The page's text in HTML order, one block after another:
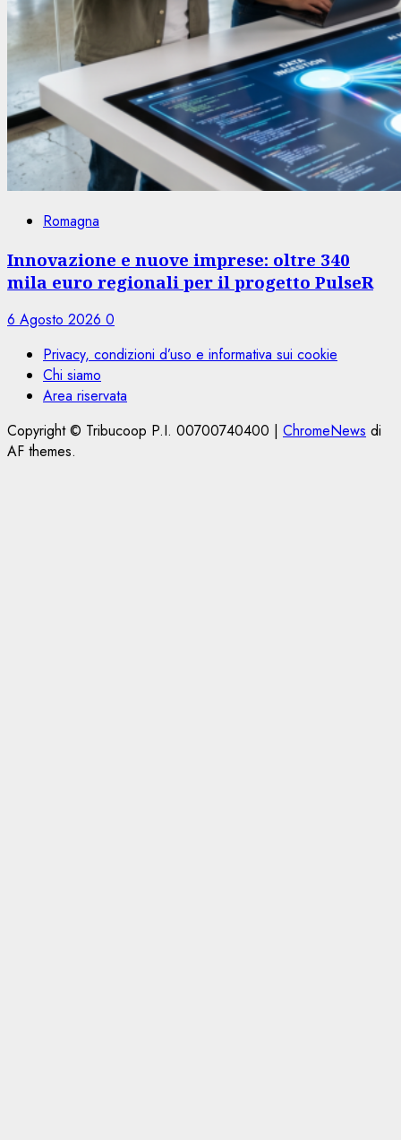
Romagna
Innovazione e nuove imprese: oltre 340
mila euro regionali per il progetto PulseR
6 Agosto 2026 0
Privacy, condizioni d’uso e informativa sui cookie
Chi siamo
Area riservata
Copyright © Tribucoop P.I. 00700740400 | ChromeNews di
AF themes.